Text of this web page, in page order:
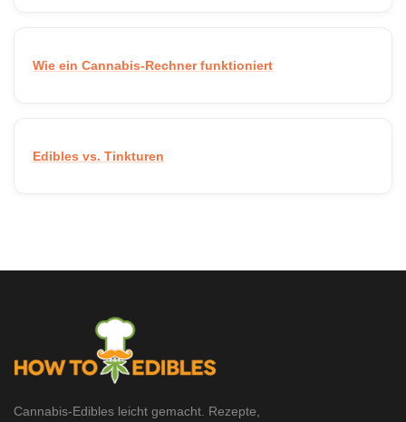
Wie ein Cannabis-Rechner funktioniert
Edibles vs. Tinkturen
Cannabis-Edibles leicht gemacht. Rezepte,